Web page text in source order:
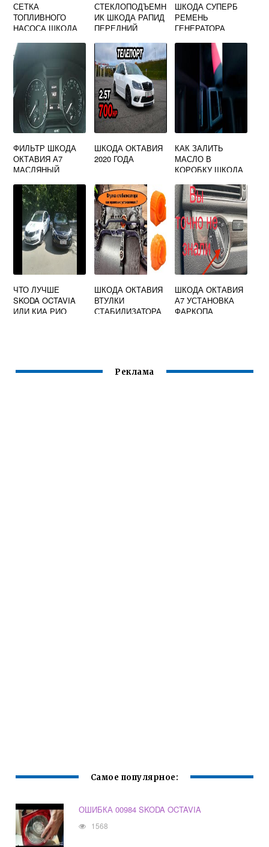
СЕТКА
ТОПЛИВНОГО
НАСОСА ШКОДА
СТЕКЛОПОДЪЕМН
ИК ШКОДА РАПИД
ПЕРЕДНИЙ
ШКОДА СУПЕРБ
РЕМЕНЬ
ГЕНЕРАТОРА
ФИЛЬТР ШКОДА
ОКТАВИЯ А7
МАСЛЯНЫЙ
ШКОДА ОКТАВИЯ
2020 ГОДА
КАК ЗАЛИТЬ
МАСЛО В
КОРОБКУ ШКОДА
ЧТО ЛУЧШЕ
SKODA OCTAVIA
ИЛИ КИА РИО
ШКОДА ОКТАВИЯ
ВТУЛКИ
СТАБИЛИЗАТОРА
ШКОДА ОКТАВИЯ
А7 УСТАНОВКА
ФАРКОПА
Реклама
Самое популярное:
ОШИБКА 00984 SKODA OCTAVIA
1568